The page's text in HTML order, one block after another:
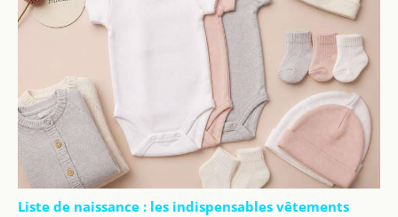
Liste de naissance : les indispensables vêtements